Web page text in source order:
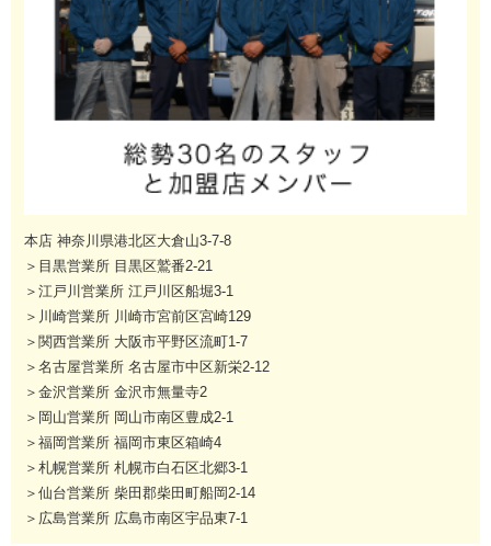
本店 神奈川県港北区大倉山3-7-8
＞目黒営業所 目黒区鷲番2-21
＞江戸川営業所 江戸川区船堀3-1
＞川崎営業所 川崎市宮前区宮崎129
＞関西営業所 大阪市平野区流町1-7
＞名古屋営業所 名古屋市中区新栄2-12
＞金沢営業所 金沢市無量寺2
＞岡山営業所 岡山市南区豊成2-1
＞福岡営業所 福岡市東区箱崎4
＞札幌営業所 札幌市白石区北郷3-1
＞仙台営業所 柴田郡柴田町船岡2-14
＞広島営業所 広島市南区宇品東7-1